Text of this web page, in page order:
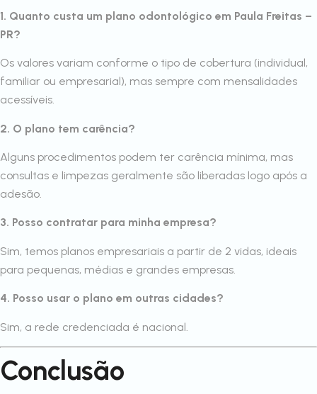
1. Quanto custa um plano odontológico em Paula Freitas –
PR?
Os valores variam conforme o tipo de cobertura (individual,
familiar ou empresarial), mas sempre com mensalidades
acessíveis.
2. O plano tem carência?
Alguns procedimentos podem ter carência mínima, mas
consultas e limpezas geralmente são liberadas logo após a
adesão.
3. Posso contratar para minha empresa?
Sim, temos planos empresariais a partir de 2 vidas, ideais
para pequenas, médias e grandes empresas.
4. Posso usar o plano em outras cidades?
Sim, a rede credenciada é nacional.
Conclusão